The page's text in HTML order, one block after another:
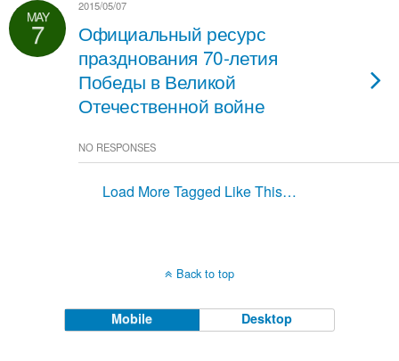
MAY
7
2015/05/07
Официальный ресурс
празднования 70-летия
Победы в Великой
Отечественной войне
NO RESPONSES
Load More Tagged Like This…
Back to top
Mobile Desktop